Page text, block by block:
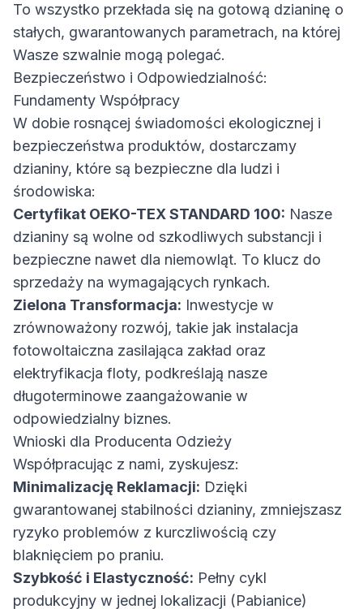
To wszystko przekłada się na gotową dzianinę o
stałych, gwarantowanych parametrach, na której
Wasze szwalnie mogą polegać.
Bezpieczeństwo i Odpowiedzialność:
Fundamenty Współpracy
W dobie rosnącej świadomości ekologicznej i
bezpieczeństwa produktów, dostarczamy
dzianiny, które są bezpieczne dla ludzi i
środowiska:
Certyfikat OEKO-TEX STANDARD 100: Nasze
dzianiny są wolne od szkodliwych substancji i
bezpieczne nawet dla niemowląt. To klucz do
sprzedaży na wymagających rynkach.
Zielona Transformacja: Inwestycje w
zrównoważony rozwój, takie jak instalacja
fotowoltaiczna zasilająca zakład oraz
elektryfikacja floty, podkreślają nasze
długoterminowe zaangażowanie w
odpowiedzialny biznes.
Wnioski dla Producenta Odzieży
Współpracując z nami, zyskujesz:
Minimalizację Reklamacji: Dzięki
gwarantowanej stabilności dzianiny, zmniejszasz
ryzyko problemów z kurczliwością czy
blaknięciem po praniu.
Szybkość i Elastyczność: Pełny cykl
produkcyjny w jednej lokalizacji (Pabianice)